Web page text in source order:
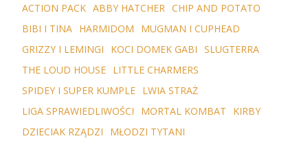
ACTION PACK ABBY HATCHER CHIP AND POTATO
BIBI I TINA HARMIDOM
MUGMAN I CUPHEAD
GRIZZY I LEMINGI
KOCI DOMEK GABI SLUGTERRA
THE LOUD HOUSE LITTLE CHARMERS
SPIDEY I SUPER KUMPLE LWIA STRAŻ
LIGA SPRAWIEDLIWOŚCI
MORTAL KOMBAT
KIRBY
DZIECIAK RZĄDZI
MŁODZI TYTANI